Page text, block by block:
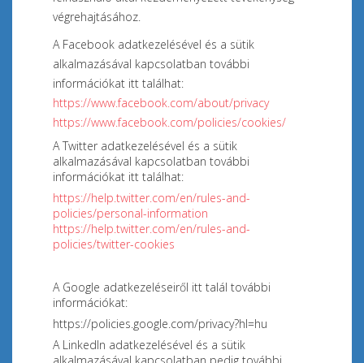
végrehajtásához.
A Facebook adatkezelésével és a sütik
alkalmazásával kapcsolatban további
információkat itt találhat:
https://www.facebook.com/about/privacy
https://www.facebook.com/policies/cookies/
A Twitter adatkezelésével és a sütik
alkalmazásával kapcsolatban további
információkat itt találhat:
https://help.twitter.com/en/rules-and-
policies/personal-information
https://help.twitter.com/en/rules-and-
policies/twitter-cookies
A Google adatkezeléseiről itt talál további
információkat:
https://policies.google.com/privacy?hl=hu
A LinkedIn adatkezelésével és a sütik